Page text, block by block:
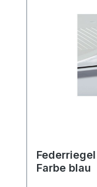
Farbe blau